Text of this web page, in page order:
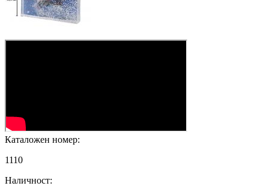
Каталожен номер:
1110
Наличност: